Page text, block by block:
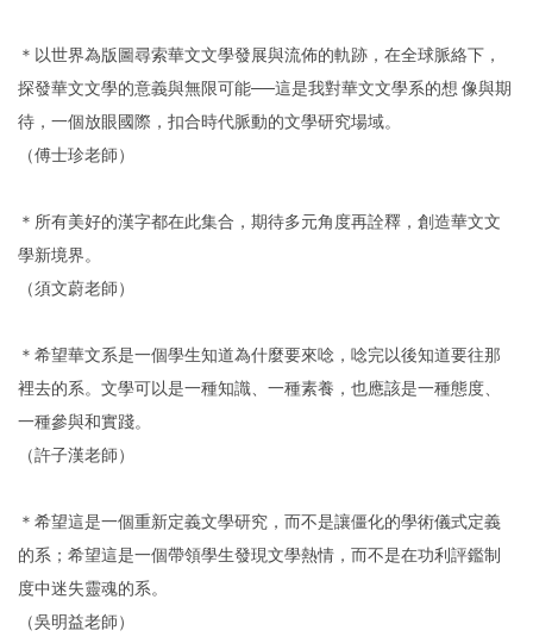
＊以世界為版圖尋索華文文學發展與流佈的軌跡，在全球脈絡下，
探發華文文學的意義與無限可能──這是我對華文文學系的想 像與期
待，一個放眼國際，扣合時代脈動的文學研究場域。
（傅士珍老師）
＊所有美好的漢字都在此集合，期待多元角度再詮釋，創造華文文
學新境界。
（須文蔚老師）
＊希望華文系是一個學生知道為什麼要來唸，唸完以後知道要往那
裡去的系。文學可以是一種知識、一種素養，也應該是一種態度、
一種參與和實踐。
（許子漢老師）
＊希望這是一個重新定義文學研究，而不是讓僵化的學術儀式定義
的系；希望這是一個帶領學生發現文學熱情，而不是在功利評鑑制
度中迷失靈魂的系。
（吳明益老師）